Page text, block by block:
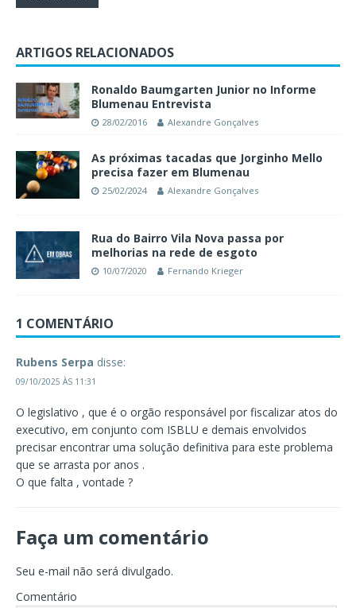
ARTIGOS RELACIONADOS
Ronaldo Baumgarten Junior no Informe
Blumenau Entrevista
28/02/2016 Alexandre Gonçalves
As próximas tacadas que Jorginho Mello
precisa fazer em Blumenau
25/02/2024 Alexandre Gonçalves
Rua do Bairro Vila Nova passa por
melhorias na rede de esgoto
10/07/2020 Fernando Krieger
1 COMENTÁRIO
Rubens Serpa disse:
09/10/2025 ÀS 11:31
O legislativo , que é o orgão responsável por fiscalizar atos do
executivo, em conjunto com ISBLU e demais envolvidos
precisar encontrar uma solução definitiva para este problema
que se arrasta por anos .
O que falta , vontade ?
Faça um comentário
Seu e-mail não será divulgado.
Comentário